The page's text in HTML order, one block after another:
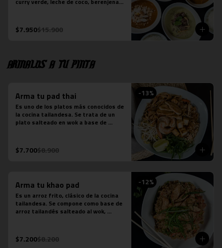
$7.950$15.900
Armalos a tu pinta
-13%
Arma tu pad thai
Es uno de los platos más conocidos de
la cocina tailandesa. Se trata de un
plato salteado en wok a base de
cebolla, maní, cebollín, cilantro, diente
de dragón y limón sutil. Se acompaña
$7.700$8.900
-12%
Arma tu khao pad
Es un arroz frito, clásico de la cocina
tailandesa. Se compone como base de
arroz tailandés salteado al wok,
salsa tamarindo.
$7.200$8.200